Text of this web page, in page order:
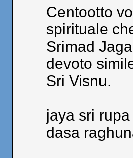
Centootto
spirituale
Srimad
devoto
Sri Visnu.
jaya sri
dasa